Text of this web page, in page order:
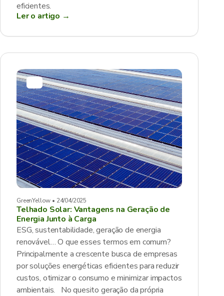
eficientes.
Ler o artigo →
GreenYellow • 24/04/2025
Telhado Solar: Vantagens na Geração de
Energia Junto à Carga
ESG, sustentabilidade, geração de energia
renovável… O que esses termos em comum?
Principalmente a crescente busca de empresas
por soluções energéticas eficientes para reduzir
custos, otimizar o consumo e minimizar impactos
ambientais. No quesito geração da própria